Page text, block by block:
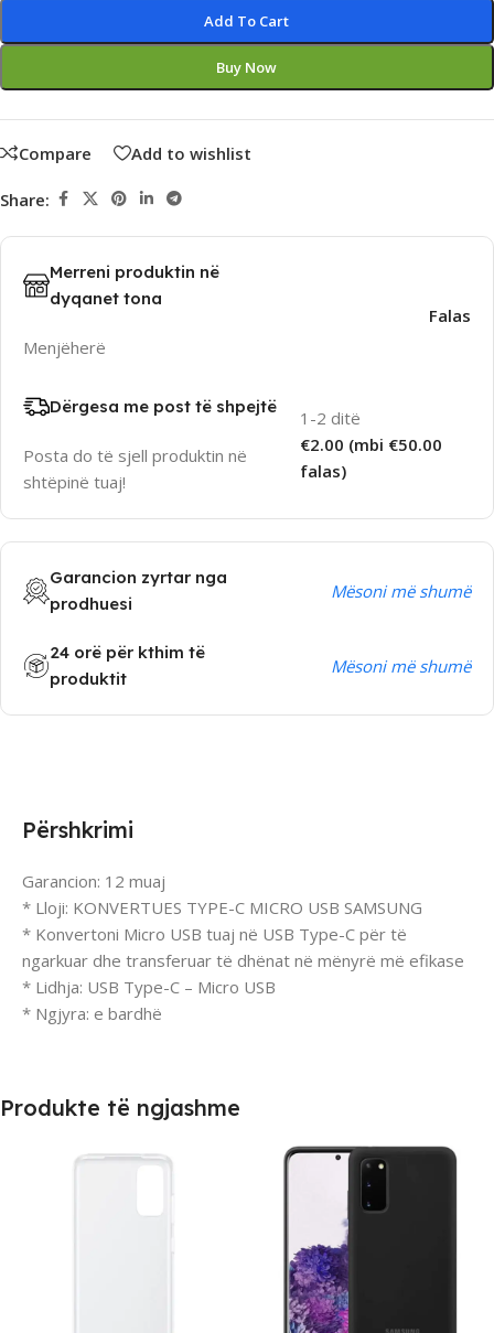
Add To Cart
Buy Now
Compare Add to wishlist
Share:
Merreni produktin në
dyqanet tona
Menjëherë
Falas
Dërgesa me post të shpejtë
Posta do të sjell produktin në
shtëpinë tuaj!
1-2 ditë
€2.00 (mbi €50.00
falas)
Garancion zyrtar nga
prodhuesi
Mësoni më shumë
24 orë për kthim të
produktit
Mësoni më shumë
Përshkrimi
Garancion: 12 muaj
* Lloji: KONVERTUES TYPE-C MICRO USB SAMSUNG
* Konvertoni Micro USB tuaj në USB Type-C për të
ngarkuar dhe transferuar të dhënat në mënyrë më efikase
* Lidhja: USB Type-C – Micro USB
* Ngjyra: e bardhë
Produkte të ngjashme